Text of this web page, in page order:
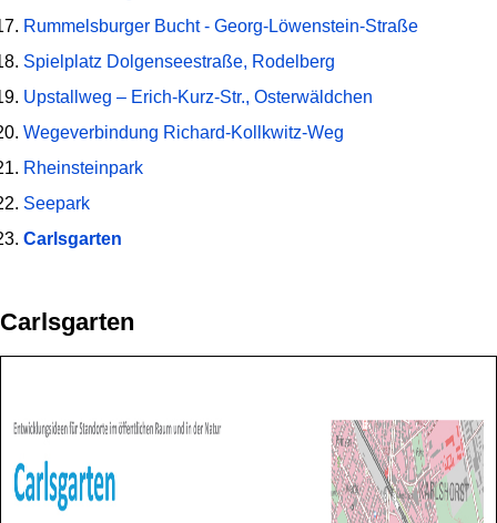
Rummelsburger Bucht - Georg-Löwenstein-Straße
Spielplatz Dolgenseestraße, Rodelberg
Upstallweg – Erich-Kurz-Str., Osterwäldchen
Wegeverbindung Richard-Kollkwitz-Weg
Rheinsteinpark
Seepark
Carlsgarten
Carlsgarten